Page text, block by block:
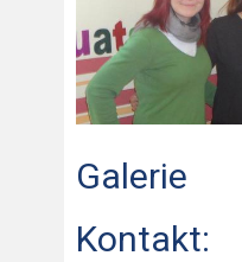
Galerie
Kontakt: